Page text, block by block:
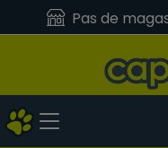
Pas de